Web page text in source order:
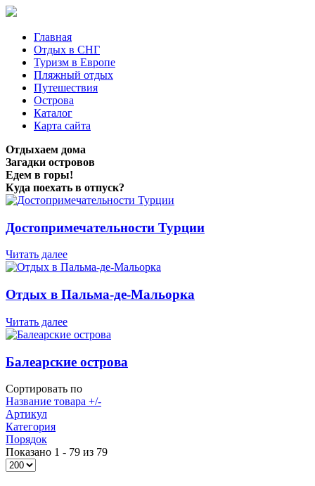
Главная
Отдых в СНГ
Туризм в Европе
Пляжный отдых
Путешествия
Острова
Каталог
Карта сайта
Отдыхаем дома
Загадки островов
Едем в горы!
Куда поехать в отпуск?
Достопримечательности Турции
Читать далее
Отдых в Пальма-де-Мальорка
Читать далее
Балеарские острова
Сортировать по
Название товара +/-
Артикул
Категория
Порядок
Показано 1 - 79 из 79